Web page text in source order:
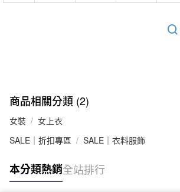
商品相關分類 (2)
女裝
女上衣
SALE｜折扣專區
SALE｜衣料服飾
本分類熱銷全站排行